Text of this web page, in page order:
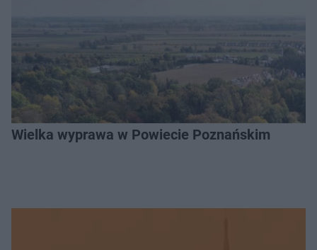
Wielka wyprawa w Powiecie Poznańskim